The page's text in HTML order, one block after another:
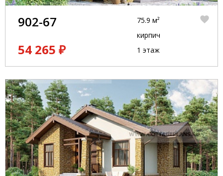
902-67
54 265 ₽
75.9 м²
кирпич
1 этаж